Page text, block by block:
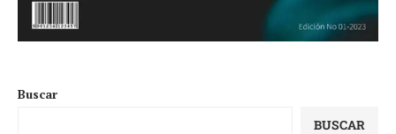
Buscar
BUSCAR